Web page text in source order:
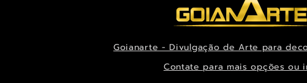
Visualização rápida
Orquídea Odontoglossum insleayi splendens
Orquídeas
Visualização rápida
Belíssima pintura de Fada dos jardins para
Ternurenta
Visualização rápida
Belíssima imagem de Fada das árvores para
Alegre imagem de
Goianarte - Divulgação de Arte para
Contate para mais opções ou